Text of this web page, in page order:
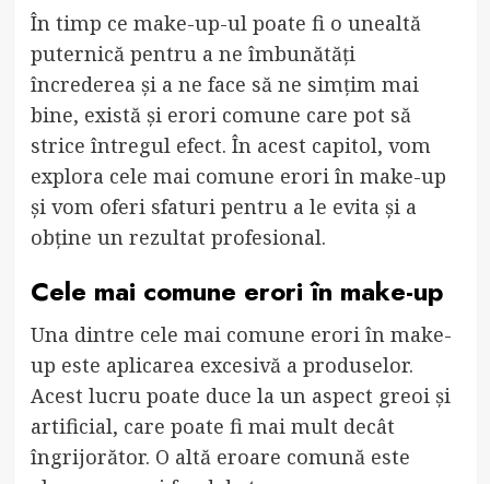
În timp ce make-up-ul poate fi o unealtă
puternică pentru a ne îmbunătăți
încrederea și a ne face să ne simțim mai
bine, există și erori comune care pot să
strice întregul efect. În acest capitol, vom
explora cele mai comune erori în make-up
și vom oferi sfaturi pentru a le evita și a
obține un rezultat profesional.
Cele mai comune erori în make-up
Una dintre cele mai comune erori în make-
up este aplicarea excesivă a produselor.
Acest lucru poate duce la un aspect greoi și
artificial, care poate fi mai mult decât
îngrijorător. O altă eroare comună este